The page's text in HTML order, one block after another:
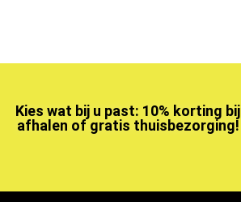
Kies wat bij u past: 10% korting bij
afhalen of gratis thuisbezorging!